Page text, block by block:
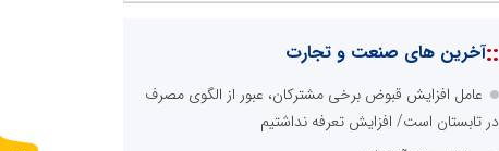
::آخرین های صنعت و تجارت
عامل افزایش قبوض برخی مشترکان، عبور از الگوی مصرف
در تابستان است/ افزایش تعرفه نداشتیم